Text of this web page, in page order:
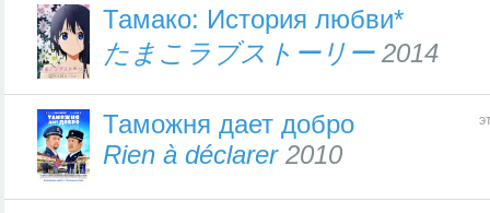
Тамако: История любви*
たまこラブストーリー2014
Таможня дает добро
Rien à déclarer2010